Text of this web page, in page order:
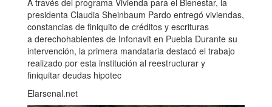
presidenta Claudia Sheinbaum Pardo entregó viviendas,
constancias de finiquito de créditos y escrituras
a derechohabientes de Infonavit en Puebla Durante su
intervención, la primera mandataria destacó el trabajo
realizado por esta institución al reestructurar y
finiquitar deudas hipotec
Elarsenal.net